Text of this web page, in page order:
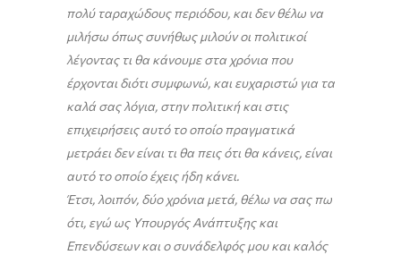
πολύ ταραχώδους περιόδου, και δεν θέλω να
μιλήσω όπως συνήθως μιλούν οι πολιτικοί
λέγοντας τι θα κάνουμε στα χρόνια που
έρχονται διότι συμφωνώ, και ευχαριστώ για τα
καλά σας λόγια, στην πολιτική και στις
επιχειρήσεις αυτό το οποίο πραγματικά
μετράει δεν είναι τι θα πεις ότι θα κάνεις, είναι
αυτό το οποίο έχεις ήδη κάνει.
Έτσι, λοιπόν, δύο χρόνια μετά, θέλω να σας πω
ότι, εγώ ως Υπουργός Ανάπτυξης και
Επενδύσεων και ο συνάδελφός μου και καλός